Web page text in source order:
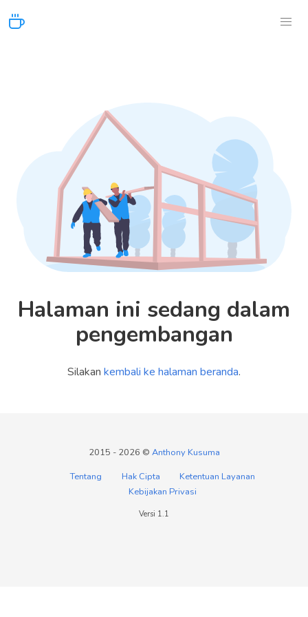
Halaman ini sedang dalam
pengembangan
Silakan kembali ke halaman beranda.
2015 - 2026 © Anthony Kusuma
Tentang
Hak Cipta
Ketentuan Layanan
Kebijakan Privasi
Versi 1.1